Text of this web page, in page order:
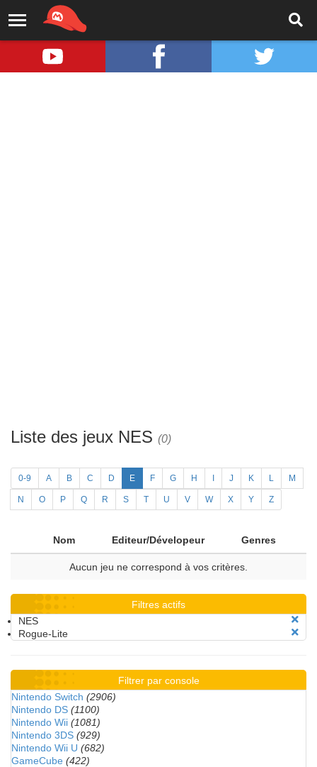
Liste des jeux NES (0)
0-9 A B C D E F G H J K L M
N O P Q R S T U V W X Y Z
Nom Editeur/Dévelopeur Genres
Aucun jeu ne correspond à vos critères.
Filtres actifs
NES
Rogue-Lite
Filtrer par console
Nintendo Switch (2906)
Nintendo DS (1100)
Nintendo Wii (1081)
Nintendo 3DS (929)
Nintendo Wii U (682)
GameCube (422)